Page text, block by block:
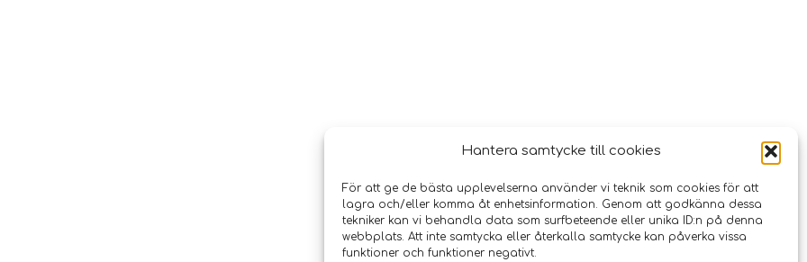
Hantera samtycke till cookies
För att ge de bästa upplevelserna använder vi teknik som cookies för att
lagra och/eller komma åt enhetsinformation. Genom att godkänna dessa
tekniker kan vi behandla data som surfbeteende eller unika ID:n på denna
webbplats. Att inte samtycka eller återkalla samtycke kan påverka vissa
funktioner och funktioner negativt.